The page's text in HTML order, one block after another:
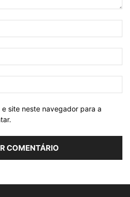
site neste navegador para a